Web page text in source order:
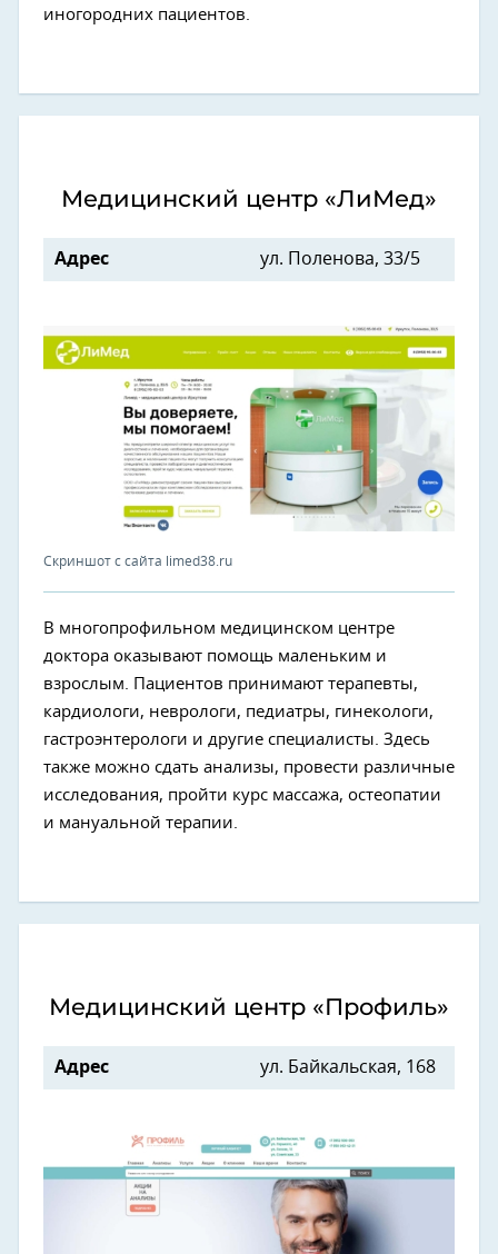
иногородних пациентов.
Медицинский центр «ЛиМед»
Адрес ул. Поленова, 33/5
Скриншот с сайта limed38.ru
В многопрофильном медицинском центре
доктора оказывают помощь маленьким и
взрослым. Пациентов принимают терапевты,
кардиологи, неврологи, педиатры, гинекологи,
гастроэнтерологи и другие специалисты. Здесь
также можно сдать анализы, провести различные
исследования, пройти курс массажа, остеопатии
и мануальной терапии.
Медицинский центр «Профиль»
Адрес ул. Байкальская, 168